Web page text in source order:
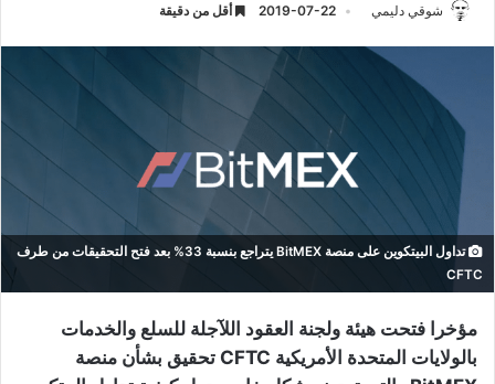
شوقي دليمي 2019-07-22 أقل من دقيقة
تداول البيتكوين على منصة BitMEX يتراجع بنسبة 33% بعد فتح التحقيقات من طرف
CFTC
مؤخرا فتحت هيئة ولجنة العقود اللآجلة للسلع والخدمات
بالولايات المتحدة الأمريكية CFTC تحقيق بشأن منصة